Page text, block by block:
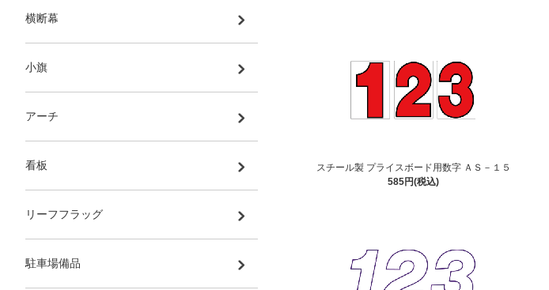
スチール製 プライスボード用数字 ＡＳ－１５
585円(税込)
横断幕
小旗
アーチ
看板
リーフフラッグ
駐車場備品